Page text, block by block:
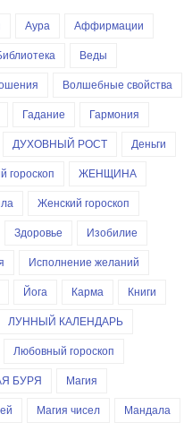
Аура
Аффирмации
Веды
Волшебные свойства
Гадание
Гармония
ДУХОВНЫЙ РОСТ
Деньги
гороскоп
ЖЕНЩИНА
Женский гороскоп
Здоровье
Изобилие
Исполнение желаний
Йога Карма
Книги
ЛУННЫЙ КАЛЕНДАРЬ
Любовный гороскоп
БУРЯ
Магия
Магия чисел
Мандала